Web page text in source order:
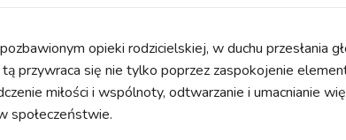
opieki rodzicielskiej, w duchu przesłania
przywraca się nie tylko poprzez zaspokojenie
miłości i wspólnoty, odtwarzanie i umacnianie
społeczeństwie.